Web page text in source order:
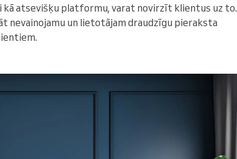
atsevišķu platformu, varat novirzīt klientus uz to.
nevainojamu un lietotājam draudzīgu pieraksta